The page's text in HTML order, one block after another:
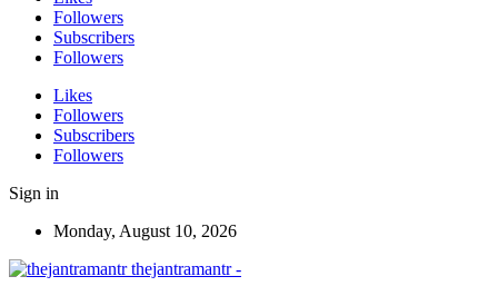
Followers
Subscribers
Followers
Likes
Followers
Subscribers
Followers
Sign in
Monday, August 10, 2026
thejantramantr -